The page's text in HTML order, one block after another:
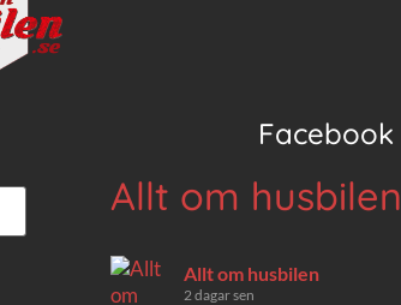
Facebook
Allt om husbilen
Allt om husbilen
2 dagar sen